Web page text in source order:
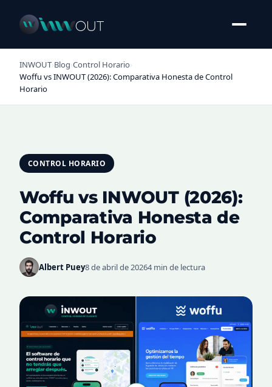
INWOUT›Blog›Control Horario›
Woffu vs INWOUT (2026): Comparativa Honesta de Control
Horario
CONTROL HORARIO
Woffu vs INWOUT (2026):
Comparativa Honesta de
Control Horario
Albert Puey8 de abril de 20264 min de lectura